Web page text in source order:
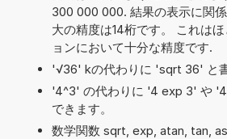
300 000 000. 結果の表示に関
大の精度は14桁です。 これは
ョンにおいて十分な精度です.
'√36' kの代わりに 'sqrt 36' と書
'4^3' の代わりに '4 exp 3' や
できます。
数学関数 sqrt, exp, atan, tan,